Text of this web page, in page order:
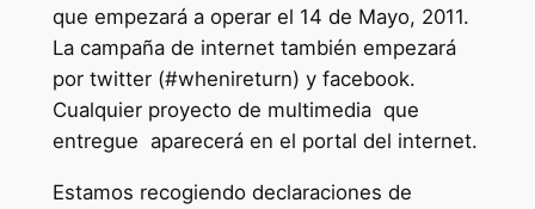
que empezará a operar el 14 de Mayo, 2011.
La campaña de internet también empezará
por twitter (#whenireturn) y facebook.
Cualquier proyecto de multimedia que
entregue aparecerá en el portal del internet.
Estamos recogiendo declaraciones de